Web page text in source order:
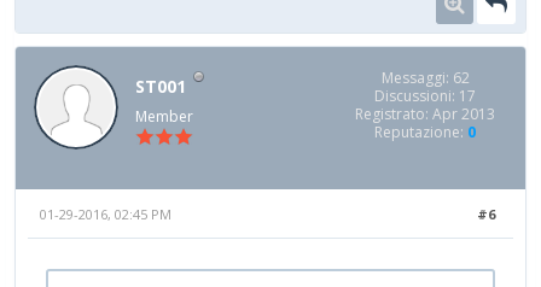
ST001
Member
Messaggi: 62
Discussioni: 17
Registrato: Apr 2013
Reputazione: 0
#6
01-29-2016, 02:45 PM